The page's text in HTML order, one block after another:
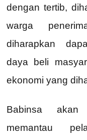
dengan tertib,
warga
diharapkan
daya beli
ekonomi yang
Babinsa akan
memantau